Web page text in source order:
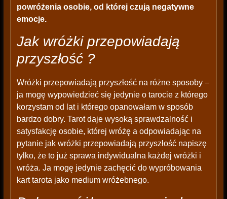
powróżenia osobie, od której czują negatywne
emocje.
Jak wróżki przepowiadają
przyszłość ?
Wróżki przepowiadają przyszłość na różne sposoby –
ja mogę wypowiedzieć się jedynie o tarocie z którego
korzystam od lat i którego opanowałam w sposób
bardzo dobry. Tarot daje wysoką sprawdzalność i
satysfakcję osobie, której wróżę a odpowiadając na
pytanie jak wróżki przepowiadają przyszłość napiszę
tylko, że to już sprawa indywidualna każdej wróżki i
wróża. Ja mogę jedynie zachęcić do wypróbowania
kart tarota jako medium wróżebnego.